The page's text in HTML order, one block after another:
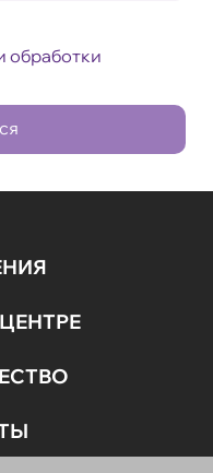
обработки